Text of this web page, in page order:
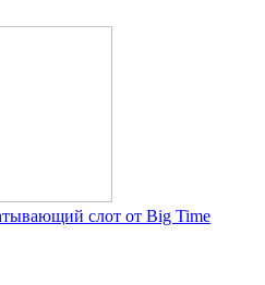
слот от Big Time